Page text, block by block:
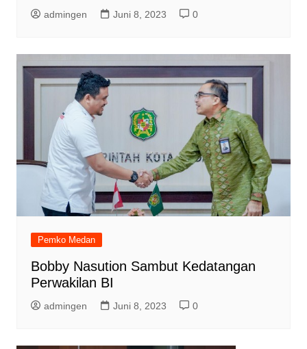
admingen Juni 8, 2023 0
Pemko Medan
Bobby Nasution Sambut Kedatangan
Perwakilan BI
admingen Juni 8, 2023 0